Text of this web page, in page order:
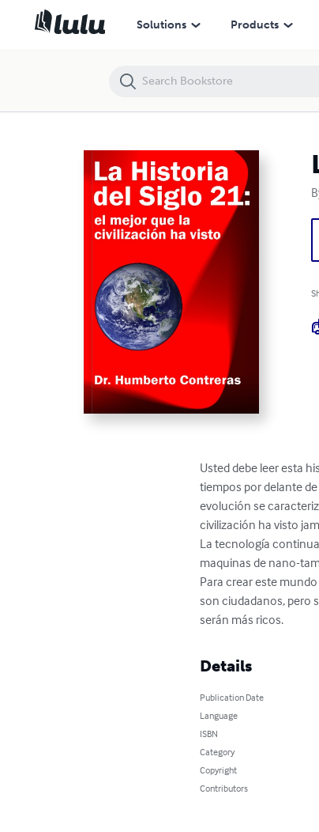
Solutions Products
Usted debe leer esta
tiempos por delante
evolución se
civilización ha visto
La tecnología
maquinas de nano-
Para crear este
son ciudadanos, pero
serán más ricos.
Details
Publication Date
Language
ISBN
Category
Copyright
Contributors
La Historia del Siglo 21: el mejor que la civilización ha visto